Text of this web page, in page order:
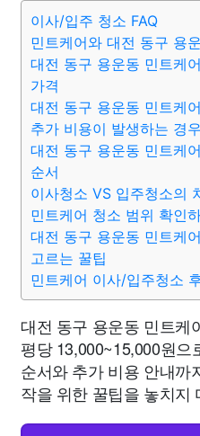
이사/입주 청소 FAQ
민트케어와 대전 동구 용
대전 동구 용운동 민트케
가격
대전 동구 용운동 민트케
추가 비용이 발생하는 경우
대전 동구 용운동 민트케
순서
이사청소 VS 입주청소의
민트케어 청소 범위 확인
대전 동구 용운동 민트케
고르는 꿀팁
민트케어 이사/입주청소
대전 동구 용운동 민트케
평당 13,000~15,000원
순서와 추가 비용 안내까
작을 위한 꿀팁을 놓치지